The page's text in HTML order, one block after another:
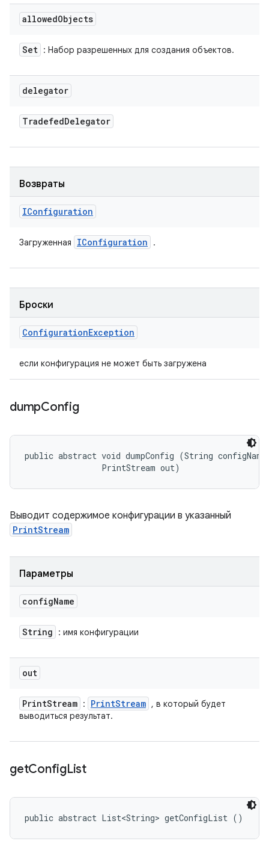
allowedObjects
Set : Набор разрешенных для создания объектов.
delegator
TradefedDelegator
Возвраты
IConfiguration
Загруженная IConfiguration .
Броски
ConfigurationException
если конфигурация не может быть загружена
dumpConfig
public abstract void dumpConfig (String
                PrintStream out)
Выводит содержимое конфигурации в указанный
PrintStream
Параметры
configName
String : имя конфигурации
out
PrintStream : PrintStream , в который будет
выводиться результат.
getConfigList
public abstract List<String> getConfigList ()